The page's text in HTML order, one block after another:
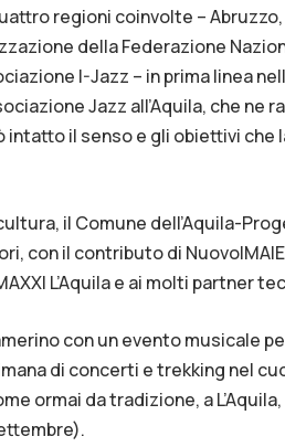
regioni coinvolte – Abruzzo,
della Federazione
I-Jazz – in prima linea
Jazz all’Aquila, che ne
il senso e gli obiettivi che
il Comune dell’Aquila-
con il contributo di
L’Aquila e ai molti partner
con un evento musicale
di concerti e trekking nel
ormai da tradizione, a